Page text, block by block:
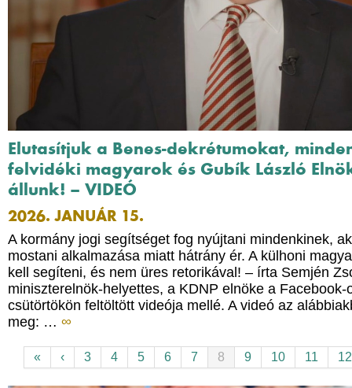
Elutasítjuk a Benes-dekrétumokat,
felvidéki magyarok és Gubík László
állunk! – VIDEÓ
2026. JANUÁR 15.
A kormány jogi segítséget fog nyújtani mindenkinek,
mostani alkalmazása miatt hátrány ér. A külhoni
kell segíteni, és nem üres retorikával! – írta Semjén
miniszterelnök-helyettes, a KDNP elnöke a Facebook-
csütörtökön feltöltött videója mellé. A videó az
meg: … ∞
« ‹ 3 4 5 6 7 8 9 10 11 12